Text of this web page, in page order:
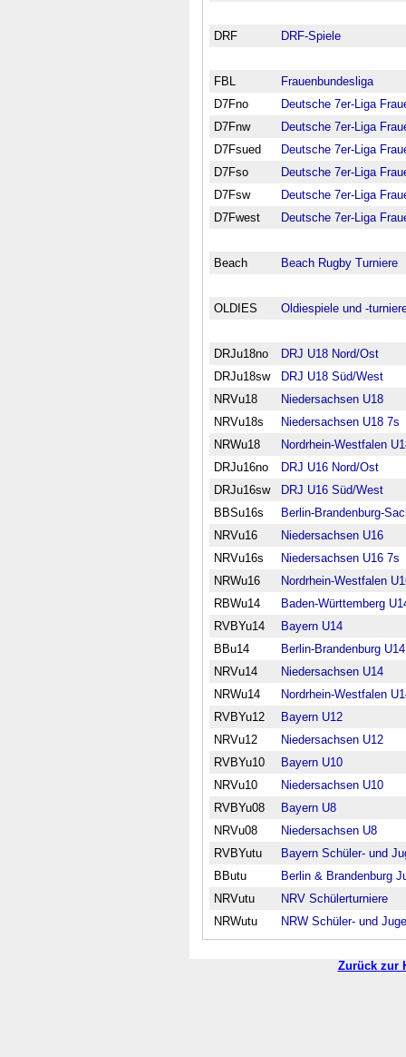
DRF DRF-Spiele
FBL
Frauenbundesliga
D7Fno
Deutsche 7er-Liga
D7Fnw
Deutsche 7er-Liga
D7Fsued
Deutsche 7er-Liga
D7Fso
Deutsche 7er-Liga
D7Fsw
Deutsche 7er-Liga
D7Fwest
Deutsche 7er-Liga
Beach Beach Rugby Turniere
OLDIES Oldiespiele und -
DRJu18no
DRJ U18 Nord/Ost
DRJu18sw
DRJ U18 Süd/West
NRVu18
Niedersachsen U18
NRVu18s
Niedersachsen U18 7s
NRWu18
Nordrhein-Westfalen
DRJu16no
DRJ U16 Nord/Ost
DRJu16sw
DRJ U16 Süd/West
BBSu16s
Berlin-Brandenburg-
NRVu16
Niedersachsen U16
NRVu16s
Niedersachsen U16 7s
NRWu16
Nordrhein-Westfalen
RBWu14
Baden-Württemberg
RVBYu14
Bayern U14
BBu14
Berlin-Brandenburg U14
NRVu14
Niedersachsen U14
NRWu14
Nordrhein-Westfalen
RVBYu12
Bayern U12
NRVu12
Niedersachsen U12
RVBYu10
Bayern U10
NRVu10
Niedersachsen U10
RVBYu08
Bayern U8
NRVu08
Niedersachsen U8
RVBYutu
Bayern Schüler- und
BButu
Berlin & Brandenburg
NRVutu
NRV Schülerturniere
NRWutu
NRW Schüler- und
Zurück zur